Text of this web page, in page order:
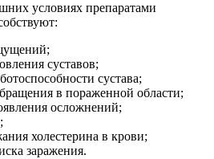
условиях препаратами
суставов;
сустава;
в пораженной области;
осложнений;
холестерина в крови;
заражения.